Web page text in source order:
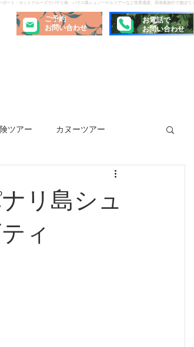
ート・ヨットクルーズでパナリ島・バラス島シュノーケルツアーなど世界遺産、西表島旅行で遊ぼう！
ご予約
お問い合わせ
お電話で
お問い合わせ
ツアー カヌーツアー
リ島シュ
ィ